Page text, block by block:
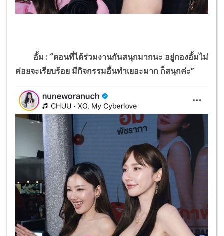
อั้ม : “ตอนที่ได้ร่วมงานกันสนุกมากนะ อยู่กองอั้มไม่
ค่อยจะเรียบร้อย มีกิจกรรมอื่นทำเยอะมาก ก็สนุกค่ะ”